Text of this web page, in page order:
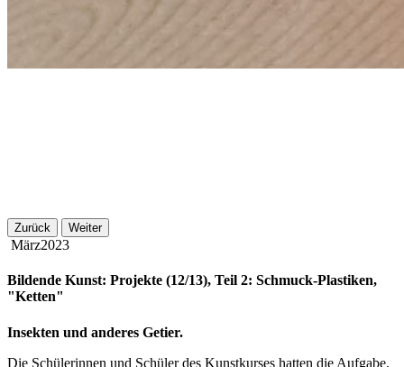
Zurück Weiter
März2023
Bildende Kunst: Projekte (12/13), Teil 2: Schmuck-Plastiken,
"Ketten"
Insekten und anderes Getier.
Die Schülerinnen und Schüler des Kunstkurses hatten die Aufgabe,